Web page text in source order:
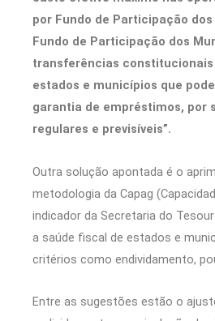
por Fundo de Participação dos
Fundo de Participação dos
transferências constitucionais
estados e municípios que
garantia de empréstimos, por
regulares e previsíveis”.
Outra solução apontada é o
metodologia da Capag
indicador da Secretaria do
a saúde fiscal de estados e
critérios como endividamento,
Entre as sugestões estão o